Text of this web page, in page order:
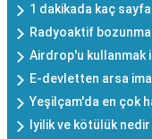
1 dakikada kaç
Radyoaktif
Airdrop'u kullanmak
E-devletten arsa
Yeşilçam'da en çok
Iyilik ve kötülük